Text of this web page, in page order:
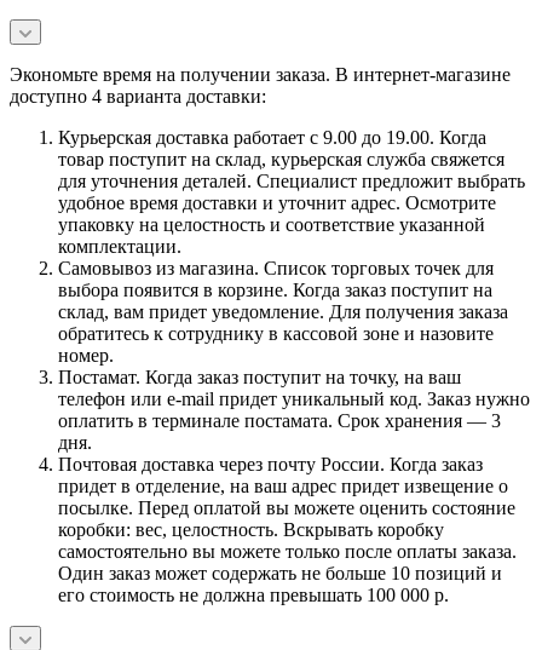
Экономьте время на получении заказа. В интернет-магазине
доступно 4 варианта доставки:
Курьерская доставка работает с 9.00 до 19.00. Когда
товар поступит на склад, курьерская служба свяжется
для уточнения деталей. Специалист предложит выбрать
удобное время доставки и уточнит адрес. Осмотрите
упаковку на целостность и соответствие указанной
комплектации.
Самовывоз из магазина. Список торговых точек для
выбора появится в корзине. Когда заказ поступит на
склад, вам придет уведомление. Для получения заказа
обратитесь к сотруднику в кассовой зоне и назовите
номер.
Постамат. Когда заказ поступит на точку, на ваш
телефон или e-mail придет уникальный код. Заказ нужно
оплатить в терминале постамата. Срок хранения — 3
дня.
Почтовая доставка через почту России. Когда заказ
придет в отделение, на ваш адрес придет извещение о
посылке. Перед оплатой вы можете оценить состояние
коробки: вес, целостность. Вскрывать коробку
самостоятельно вы можете только после оплаты заказа.
Один заказ может содержать не больше 10 позиций и
его стоимость не должна превышать 100 000 р.